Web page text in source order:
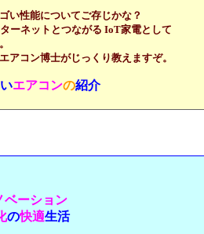
い性能についてご存じかな？
ーネットとつながる IoT家電として
アコン博士がじっくり教えますぞ。
エアコンの紹介
ベーション
の快適生活